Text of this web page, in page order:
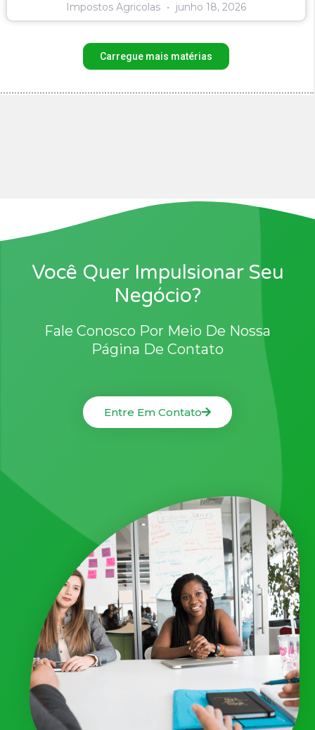
Impostos Agricolas junho 18, 2026
Carregue mais matérias
Você Quer Impulsionar Seu
Negócio?
Fale Conosco Por Meio De Nossa
Página De Contato
Entre Em Contato